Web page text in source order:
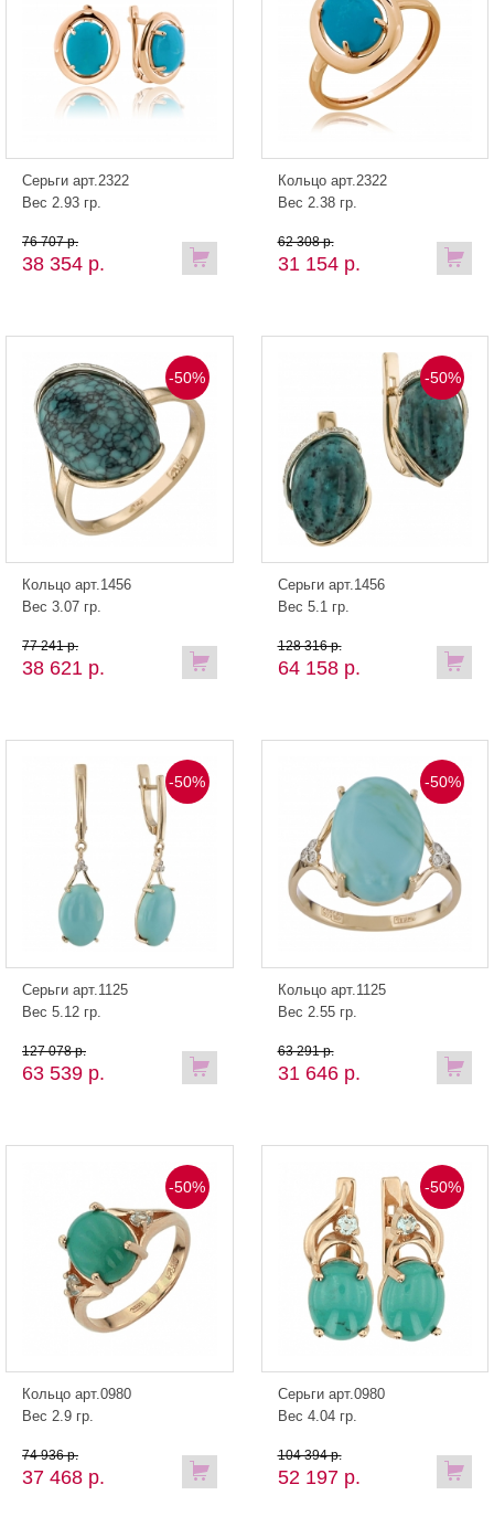
Серьги арт.2322
Вес 2.93 гр.
38 354 р.
76 707 р.
Кольцо арт.2322
Вес 2.38 гр.
31 154 р.
62 308 р.
-50%
Кольцо арт.1456
Вес 3.07 гр.
38 621 р.
77 241 р.
-50%
Серьги арт.1456
Вес 5.1 гр.
64 158 р.
128 316 р.
-50%
Серьги арт.1125
Вес 5.12 гр.
63 539 р.
127 078 р.
-50%
Кольцо арт.1125
Вес 2.55 гр.
31 646 р.
63 291 р.
-50%
Кольцо арт.0980
Вес 2.9 гр.
37 468 р.
74 936 р.
-50%
Серьги арт.0980
Вес 4.04 гр.
52 197 р.
104 394 р.